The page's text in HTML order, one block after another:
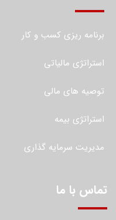
برنامه ریزی کسب و کار
استراتژی مالیاتی
توصیه های مالی
استراتژی بیمه
مدیریت سرمایه گذاری
تماس با ما